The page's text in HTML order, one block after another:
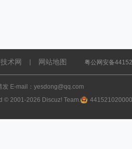
术网 网站地图 粤公网安备
发 E-mail：yesdong@qq.com
© 2001-2026 Discuz! Team.